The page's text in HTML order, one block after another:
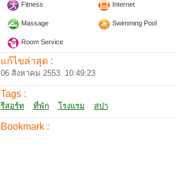
Fitness Internet
Massage Swimming Pool
Room Service
แก้ไขล่าสุด :
06 สิงหาคม 2553 10:49:23
Tags :
รีสอร์ท ที่พัก โรงแรม สปา
Bookmark :